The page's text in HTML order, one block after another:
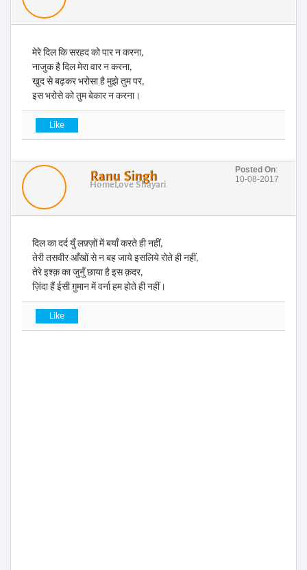
मेरे दिल कि सरहद को पार न करना,
नाजुक है दिल मेरा वार न करना,
खुद से बढ़कर भरोसा है मुझे तुम पर,
इस भरोसे को तुम बेकार न करना।
Ranu Singh
HomeLove Shayari
Posted On:
10-08-2017
दिल का दर्द युँ लफ़्ज़ों में बयाँ करते ही नहीं,
तेरी तसवीर आँखों से न बह जाये इसलिये रोते ही नहीं,
तेरे इश्क़ का जुनुँ छाया है इस क़दर,
ज़िंदा हैं ईसी ग़ुमान में वर्ना हम होते ही नहीं।